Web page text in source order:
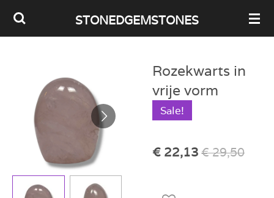
Ga
direct
hoofdinhoud
STONEDGEMSTONES
Rozekwarts in
vrije vorm
Sale!
€ 22,13 € 29,50